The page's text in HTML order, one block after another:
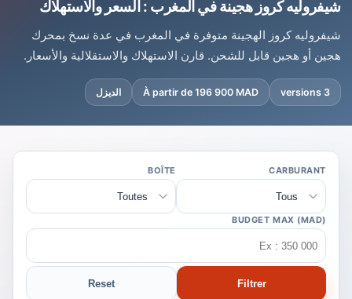
شيفروليه كروز هجينة في المغرب : السعر والاستهلاك
شيفروليه كروز الهجينة متوفرة في المغرب في عدة نسخ بمحرك
هجين أو هجين قابل للشحن. قارن الاستهلاك والاستقلالية والأسعار.
3 versions
À partir de 196 900 MAD الديزل
CARBURANT
BOÎTE
BUDGET MAX (MAD)
Filtrer
Reset